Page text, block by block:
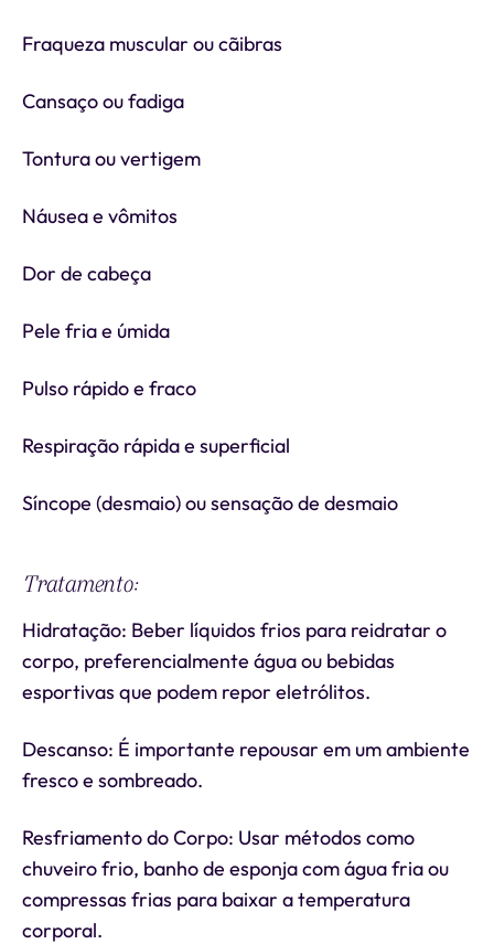
Fraqueza muscular ou cãibras
Cansaço ou fadiga
Tontura ou vertigem
Náusea e vômitos
Dor de cabeça
Pele fria e úmida
Pulso rápido e fraco
Respiração rápida e superficial
Síncope (desmaio) ou sensação de desmaio
Tratamento:
Hidratação: Beber líquidos frios para reidratar o
corpo, preferencialmente água ou bebidas
esportivas que podem repor eletrólitos.
Descanso: É importante repousar em um ambiente
fresco e sombreado.
Resfriamento do Corpo: Usar métodos como
chuveiro frio, banho de esponja com água fria ou
compressas frias para baixar a temperatura
corporal.